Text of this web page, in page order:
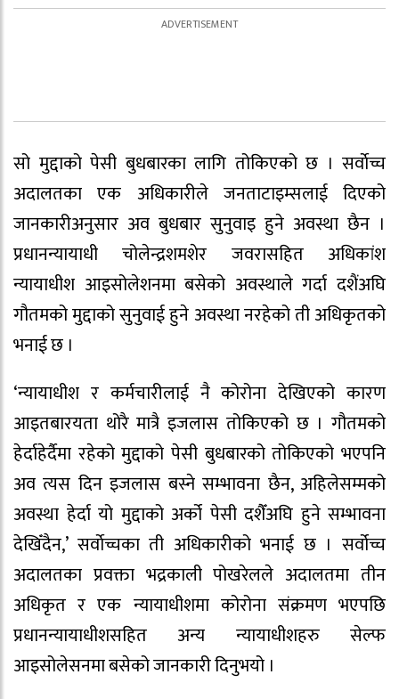
सो मुद्दाको पेसी बुधबारका लागि तोकिएको छ । सर्वाेच्च
अदालतका एक अधिकारीले जनताटाइम्सलाई दिएको
जानकारीअनुसार अव बुधबार सुनुवाइ हुने अवस्था छैन ।
प्रधानन्यायाधी चोलेन्द्रशमशेर जवरासहित अधिकांश
न्यायाधीश आइसोलेशनमा बसेको अवस्थाले गर्दा दशैंअघि
गौतमको मुद्दाको सुनुवाई हुने अवस्था नरहेको ती अधिकृतको
भनाई छ ।
‘न्यायाधीश र कर्मचारीलाई नै कोरोना देखिएको कारण
आइतबारयता थोरै मात्रै इजलास तोकिएको छ । गौतमको
हेर्दाहेर्दैमा रहेको मुद्दाको पेसी बुधबारको तोकिएको भएपनि
अव त्यस दिन इजलास बस्ने सम्भावना छैन, अहिलेसम्मको
अवस्था हेर्दा यो मुद्दाको अर्को पेसी दशैँअघि हुने सम्भावना
देखिँदैन,’ सर्वाेच्चका ती अधिकारीको भनाई छ । सर्वोच्च
अदालतका प्रवक्ता भद्रकाली पोखरेलले अदालतमा तीन
अधिकृत र एक न्यायाधीशमा कोरोना संक्रमण भएपछि
प्रधानन्यायाधीशसहित अन्य न्यायाधीशहरु सेल्फ
आइसोलेसनमा बसेको जानकारी दिनुभयो ।